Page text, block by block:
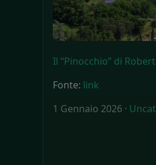
Il “Pinocchio” di
Fonte: link
1 Gennaio 2026 ·